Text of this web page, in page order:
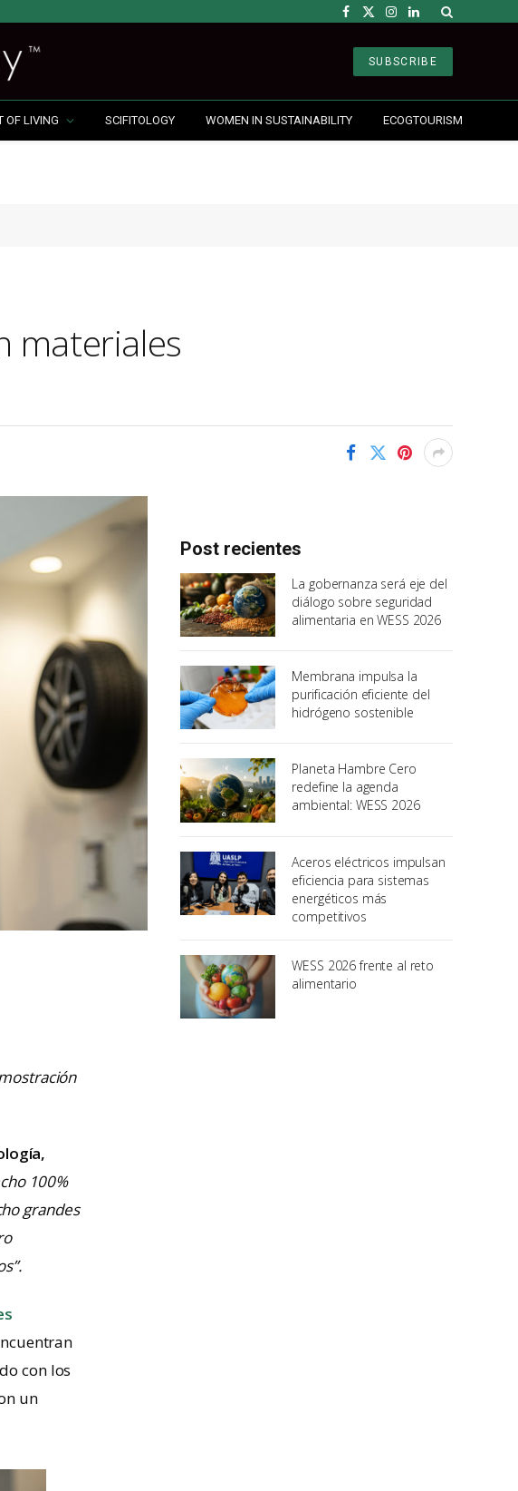
Facebook
X
Instagram
LinkedIn
SUBSCRIBE
OF LIVING SCIFITOLOGY WOMEN IN SUSTAINABILITY ECOGTOURISM
materiales
100%
grandes
con los
un
Post recientes
La gobernanza será eje del
diálogo sobre seguridad
alimentaria en WESS 2026
Membrana impulsa la
purificación eficiente del
hidrógeno sostenible
Planeta Hambre Cero
redefine la agenda
ambiental: WESS 2026
Aceros eléctricos impulsan
eficiencia para sistemas
energéticos más
competitivos
WESS 2026 frente al reto
alimentario